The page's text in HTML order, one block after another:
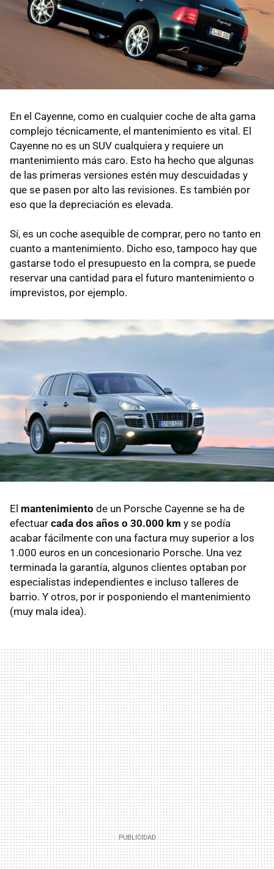
En el Cayenne, como en cualquier coche de alta gama
complejo técnicamente, el mantenimiento es vital. El
Cayenne no es un SUV cualquiera y requiere un
mantenimiento más caro. Esto ha hecho que algunas
de las primeras versiones estén muy descuidadas y
que se pasen por alto las revisiones. Es también por
eso que la depreciación es elevada.
Sí, es un coche asequible de comprar, pero no tanto en
cuanto a mantenimiento. Dicho eso, tampoco hay que
gastarse todo el presupuesto en la compra, se puede
reservar una cantidad para el futuro mantenimiento o
imprevistos, por ejemplo.
El mantenimiento de un Porsche Cayenne se ha de
efectuar cada dos años o 30.000 km y se podía
acabar fácilmente con una factura muy superior a los
1.000 euros en un concesionario Porsche. Una vez
terminada la garantía, algunos clientes optaban por
especialistas independientes e incluso talleres de
barrio. Y otros, por ir posponiendo el mantenimiento
(muy mala idea).